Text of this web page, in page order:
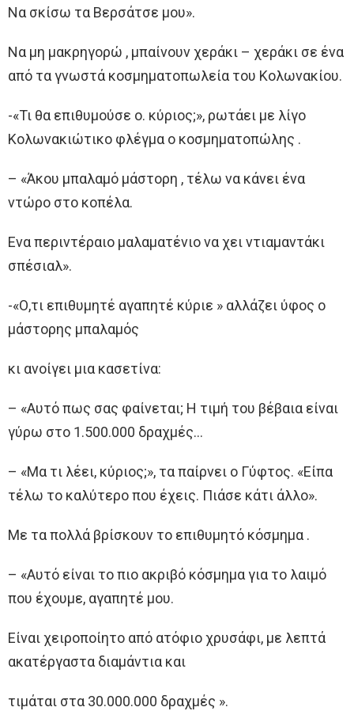
Να σκίσω τα Βερσάτσε μου».
Να μη μακρηγορώ , μπαίνουν χεράκι – χεράκι σε ένα
από τα γνωστά κοσμηματοπωλεία του Κολωνακίου.
-«Τι θα επιθυμούσε ο. κύριος;», ρωτάει με λίγο
Κολωνακιώτικο φλέγμα ο κοσμηματοπώλης .
– «Άκου μπαλαμό μάστορη , τέλω να κάνει ένα
ντώρο στο κοπέλα.
Ενα περιντέραιο μαλαματένιο να χει ντιαμαντάκι
σπέσιαλ».
-«Ο,τι επιθυμητέ αγαπητέ κύριε » αλλάζει ύφος ο
μάστορης μπαλαμός
κι ανοίγει μια κασετίνα:
– «Αυτό πως σας φαίνεται; Η τιμή του βέβαια είναι
γύρω στο 1.500.000 δραχμές…
– «Μα τι λέει, κύριος;», τα παίρνει ο Γύφτος. «Είπα
τέλω το καλύτερο που έχεις. Πιάσε κάτι άλλο».
Με τα πολλά βρίσκουν το επιθυμητό κόσμημα .
– «Αυτό είναι το πιο ακριβό κόσμημα για το λαιμό
που έχουμε, αγαπητέ μου.
Είναι χειροποίητο από ατόφιο χρυσάφι, με λεπτά
ακατέργαστα διαμάντια και
τιμάται στα 30.000.000 δραχμές ».